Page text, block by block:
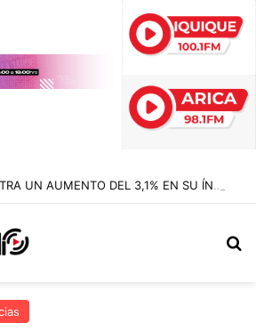
TARAPACÁ REGISTRA UN AUMENTO DEL 3,1% EN SU ÍNDICE DE PRODUCCIÓN MINERA